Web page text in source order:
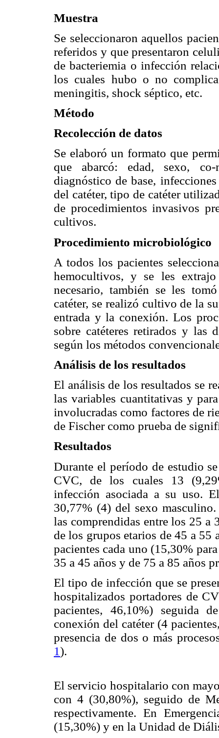
Muestra
Se seleccionaron aquellos
referidos y que presentaron
de bacteriemia o infección
los cuales hubo o no
meningitis, shock séptico, etc.
Método
Recolección de datos
Se elaboró un formato que
que abarcó: edad, sexo, co-
diagnóstico de base,
del catéter, tipo de catéter
de procedimientos invasivos
cultivos.
Procedimiento microbiológico
A todos los pacientes
hemocultivos, y se les
necesario, también se les
catéter, se realizó cultivo de la
entrada y la conexión. Los
sobre catéteres retirados y las
según los métodos
Análisis de los resultados
El análisis de los resultados se
las variables cuantitativas y
involucradas como factores de
de Fischer como prueba de
Resultados
Durante el período de estudio
CVC, de los cuales 13
infección asociada a su uso.
30,77% (4) del sexo
las comprendidas entre los 25 a
de los grupos etarios de 45 a 55
pacientes cada uno (15,30%
35 a 45 años y de 75 a 85 años
El tipo de infección que se
hospitalizados portadores de
pacientes, 46,10%) seguida
conexión del catéter (4
presencia de dos o más
1).
El servicio hospitalario con
con 4 (30,80%), seguido de
respectivamente. En
(15,30%) y en la Unidad de